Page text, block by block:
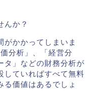
んか？
がかかってしまいま
分析」、「経営分
タ」などの財務分析が
していればすべて無料
る価値はあるでしょ